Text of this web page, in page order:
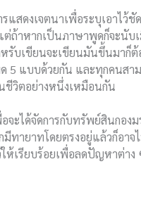
สดงเจตนาเพื่อระบุเอาไว้ชั
ถ้าหากเป็นภาษาพูดก็จะนับ
หรับเขียนจะเขียนมันขึ้นมาก็
5 แบบด้วยกัน และทุกคนสา
ชีวิตอย่างหนึ่งเหมือนกัน
ะได้จัดการกับทรัพย์สินกองม
ทายาทโดยตรงอยู่แล้วก็อาจ
ห้เรียบร้อยเพื่อลดปัญหาต่าง